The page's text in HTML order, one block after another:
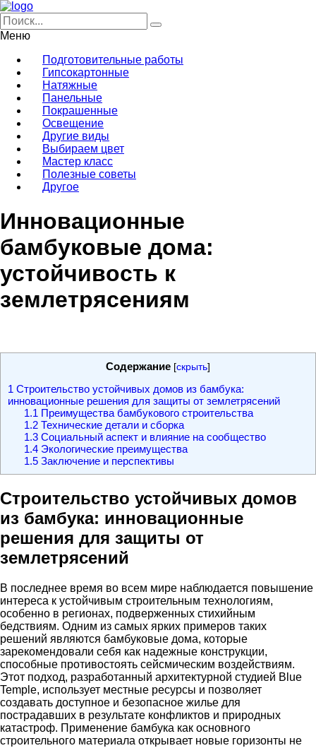
Меню
Подготовительные работы
Гипсокартонные
Натяжные
Панельные
Покрашенные
Освещение
Другие виды
Выбираем цвет
Мастер класс
Полезные советы
Другое
Инновационные
бамбуковые дома:
устойчивость к
землетрясениям
Содержание [скрыть]
1 Строительство устойчивых домов из бамбука:
инновационные решения для защиты от землетрясений
1.1 Преимущества бамбукового строительства
1.2Технические детали и сборка
1.3Социальный аспект и влияние на сообщество
1.4Экологические преимущества
1.5Заключение и перспективы
Строительство устойчивых домов
из бамбука: инновационные
решения для защиты от
землетрясений
В последнее время во всем мире наблюдается повышение
интереса к устойчивым строительным технологиям,
особенно в регионах, подверженных стихийным
бедствиям. Одним из самых ярких примеров таких
решений являются бамбуковые дома, которые
зарекомендовали себя как надежные конструкции,
способные противостоять сейсмическим воздействиям.
Этот подход, разработанный архитектурной студией Blue
Temple, использует местные ресурсы и позволяет
создавать доступное и безопасное жилье для
пострадавших в результате конфликтов и природных
катастроф. Применение бамбука как основного
строительного материала открывает новые горизонты не